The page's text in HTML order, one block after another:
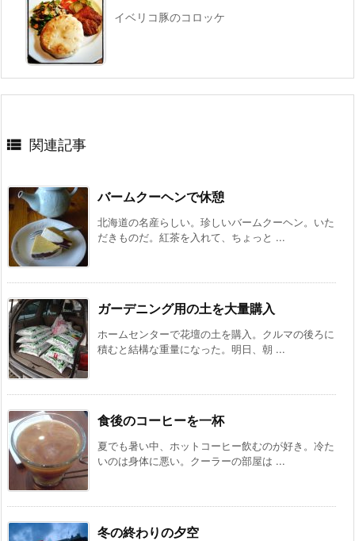
イベリコ豚のコロッケ
 関連記事
バームクーヘンで休憩
北海道の名産らしい。珍しいバームクーヘン。いた
だきものだ。紅茶を入れて、ちょっと ...
ガーデニング用の土を大量購入
ホームセンターで花壇の土を購入。クルマの後ろに
積むと結構な重量になった。明日、朝 ...
食後のコーヒーを一杯
夏でも暑い中、ホットコーヒー飲むのが好き。冷た
いのは身体に悪い。クーラーの部屋は ...
冬の終わりの夕空